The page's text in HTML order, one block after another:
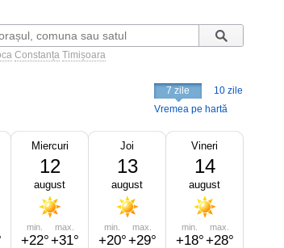
Constanța Timișoara
7 zile
10 zile
Vremea pe hartă
Miercuri
12
august
min.
+22°
max.
+31°
Joi
13
august
min.
+20°
max.
+29°
Vineri
14
august
min.
+18°
max.
+28°